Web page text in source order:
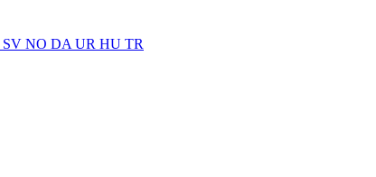
SV NO DA UR HU TR